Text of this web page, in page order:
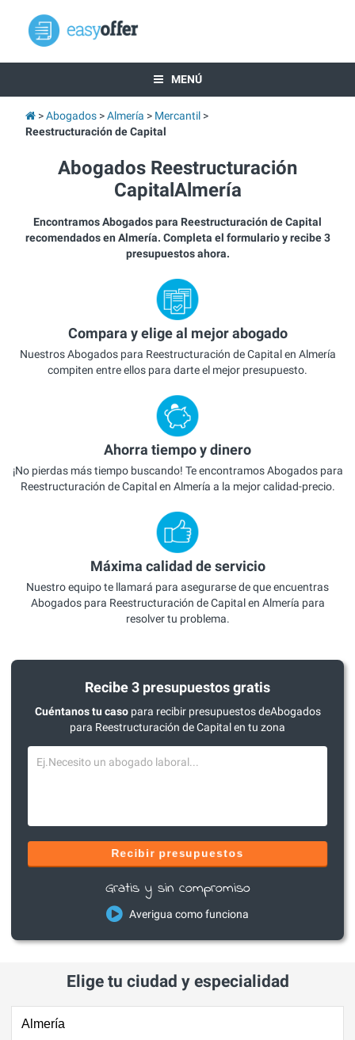
MENÚ
Abogados Almería
Mercantil
Reestructuración de Capital
Abogados Reestructuración
CapitalAlmería
Encontramos Abogados para Reestructuración de Capital
recomendados en Almería. Completa el formulario y recibe 3
presupuestos ahora.
Compara y elige al mejor abogado
Nuestros Abogados para Reestructuración de Capital en Almería
compiten entre ellos para darte el mejor presupuesto.
Ahorra tiempo y dinero
¡No pierdas más tiempo buscando! Te encontramos Abogados para
Reestructuración de Capital en Almería a la mejor calidad-precio.
Máxima calidad de servicio
Nuestro equipo te llamará para asegurarse de que encuentras
Abogados para Reestructuración de Capital en Almería para
resolver tu problema.
Recibe 3 presupuestos gratis
Cuéntanos tu casopara recibir presupuestos deAbogados
para Reestructuración de Capital en tu zona
Recibir presupuestos
Gratis y sin compromiso
Averigua como funciona
Elige tu ciudad y especialidad